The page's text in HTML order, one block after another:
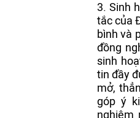
3. Sinh
tắc của
bình và
đồng
sinh
tin đầy
mở,
góp ý
nghiêm